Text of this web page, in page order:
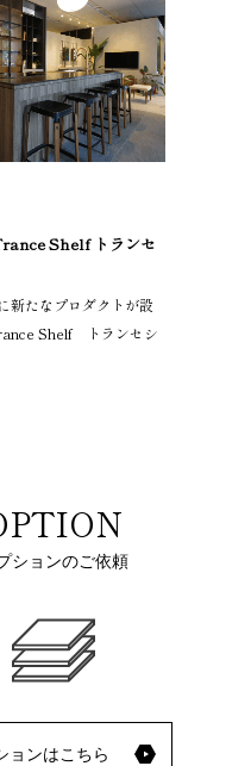
Shelf トランセ
新たなプロダクトが設
Shelf トランセシ
ションのご依頼
ョンはこちら